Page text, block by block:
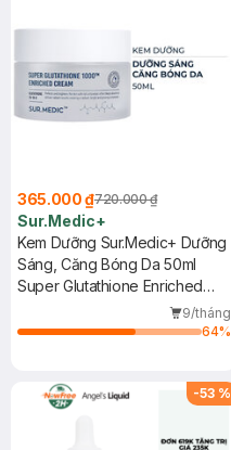
365.000 ₫720.000 ₫
Sur.Medic+
Kem Dưỡng Sur.Medic+ Dưỡng
Sáng, Căng Bóng Da 50ml
Super Glutathione Enriched
9/tháng
64%
-53 %